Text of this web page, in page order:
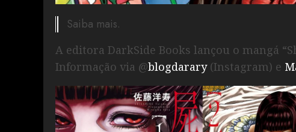
Saiba mais.
A editora DarkSide Books lançou o mangá
Informação via @blogdarary(Instagram) e